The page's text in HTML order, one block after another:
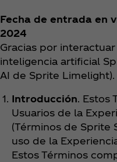
Fecha de entrada en
2024
Gracias por
inteligencia artificial
AI de Sprite Limelight).
Introducción. Estos
Usuarios de la
(Términos de Sprite
uso de la
Estos Términos